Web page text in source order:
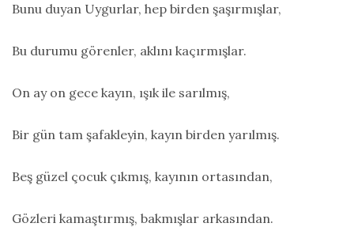
Bunu duyan Uygurlar, hep birden şaşırmışlar,
Bu durumu görenler, aklını kaçırmışlar.
On ay on gece kayın, ışık ile sarılmış,
Bir gün tam şafakleyin, kayın birden yarılmış.
Beş güzel çocuk çıkmış, kayının ortasından,
Gözleri kamaştırmış, bakmışlar arkasından.